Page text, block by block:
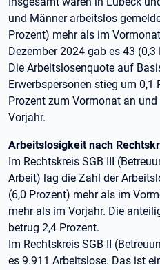
und Männer arbeitslos
Prozent) mehr als im
Dezember 2024 gab es 43
Die Arbeitslosenquote auf
Erwerbspersonen stieg um 0,1
Prozent zum Vormonat an
Vorjahr.
Arbeitslosigkeit nach
Im Rechtskreis SGB III
Arbeit) lag die Zahl der
(6,0 Prozent) mehr als im
mehr als im Vorjahr. Die
betrug 2,4 Prozent.
Im Rechtskreis SGB II
es 9.911 Arbeitslose. Das ist